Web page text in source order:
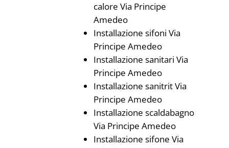
calore Via Principe
Amedeo
Installazione sifoni Via
Principe Amedeo
Installazione sanitari Via
Principe Amedeo
Installazione sanitrit Via
Principe Amedeo
Installazione scaldabagno
Via Principe Amedeo
Installazione sifone Via